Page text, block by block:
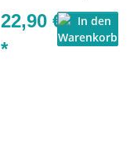
22,90 €
*